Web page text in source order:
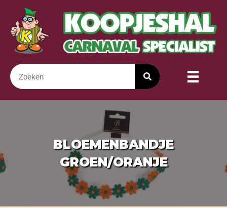
BLOEMENBANDJE
GROEN/ORANJE